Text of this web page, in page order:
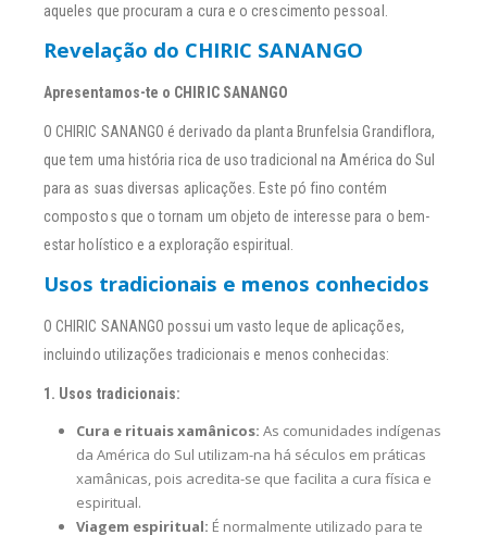
aqueles que procuram a cura e o crescimento pessoal.
Revelação do CHIRIC SANANGO
Apresentamos-te o CHIRIC SANANGO
O CHIRIC SANANGO é derivado da planta Brunfelsia Grandiflora,
que tem uma história rica de uso tradicional na América do Sul
para as suas diversas aplicações. Este pó fino contém
compostos que o tornam um objeto de interesse para o bem-
estar holístico e a exploração espiritual.
Usos tradicionais e menos conhecidos
O CHIRIC SANANGO possui um vasto leque de aplicações,
incluindo utilizações tradicionais e menos conhecidas:
1. Usos tradicionais:
Cura e rituais xamânicos: As comunidades indígenas
da América do Sul utilizam-na há séculos em práticas
xamânicas, pois acredita-se que facilita a cura física e
espiritual.
Viagem espiritual: É normalmente utilizado para te